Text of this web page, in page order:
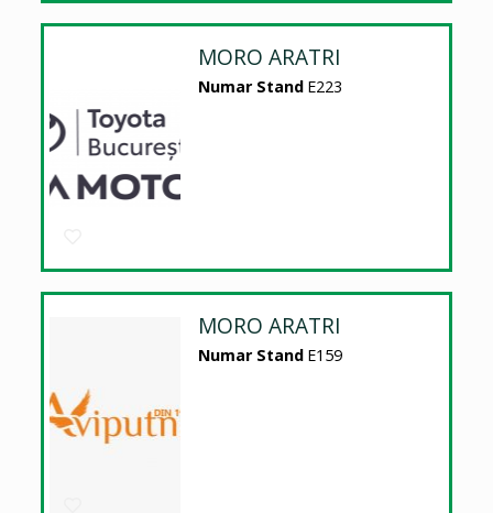
MORO ARATRI
Numar Stand E223
MORO ARATRI
Numar Stand E159